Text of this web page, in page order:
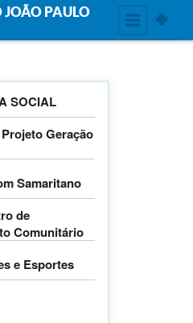
JOÃO PAULO
SOCIAL
Geração
Samaritano
de
Comunitário
e Esportes